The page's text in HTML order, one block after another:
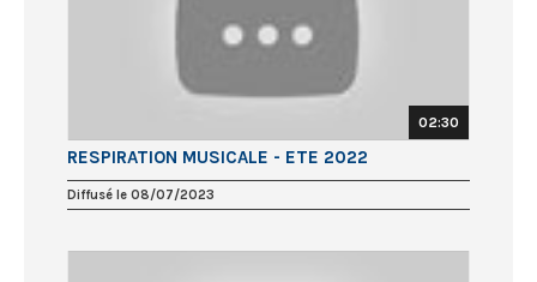
02:30
RESPIRATION MUSICALE - ETE 2022
Diffusé le 08/07/2023